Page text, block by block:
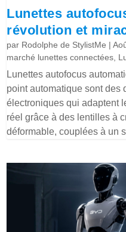
Lunettes
révolution et
par Rodolphe de StylistMe |
marché lunettes connectées
Lunettes autofocus
point automatique sont des
électroniques qui adaptent
réel grâce à des lentilles à
déformable, couplées à un